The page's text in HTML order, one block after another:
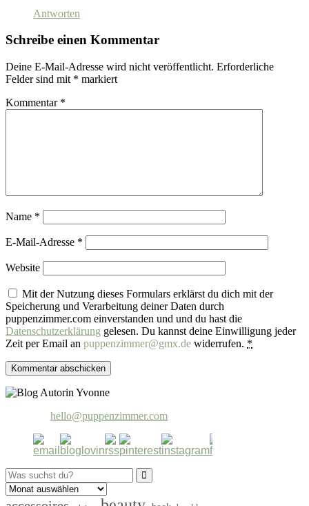
Antworten
Schreibe einen Kommentar
Deine E-Mail-Adresse wird nicht veröffentlicht. Erforderliche
Felder sind mit * markiert
Kommentar *
Name *
E-Mail-Adresse *
Website
Mit der Nutzung dieses Formulars erklärst du dich mit der
Speicherung und Verarbeitung deiner Daten durch
puppenzimmer.com einverstanden und und du hast die
Datenschutzerklärung gelesen. Du kannst deine Einwilligung jeder
Zeit per Email an puppenzimmer@gmx.de widerrufen. *
hello@puppenzimmer.com
Search
for: